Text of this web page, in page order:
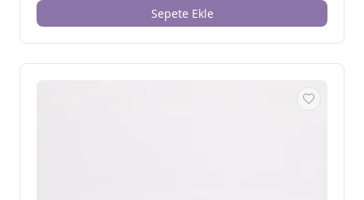
Sepete Ekle